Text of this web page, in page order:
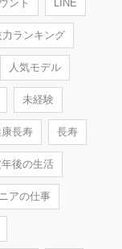
ント LINE
力ランキング
人気モデル
未経験
長寿 長寿
年後の生活
アの仕事